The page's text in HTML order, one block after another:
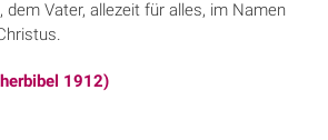
dem Vater, allezeit für alles, im Namen
1912)